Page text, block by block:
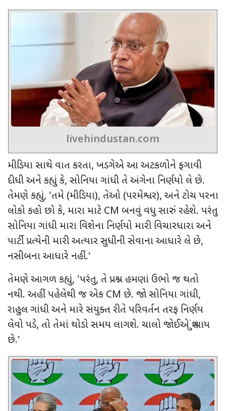
livehindustan.com
મીડિયા સાથે વાત કરતા, ખડગેએ આ અટકળોને ફગાવી
દીધી અને કહ્યું કે, સોનિયા ગાંધી તે અંગેના નિર્ણયો લે છે.
તેમણે કહ્યું, 'તમે (મીડિયા), તેઓ (પરમેશ્વર), અને ટોચ પરના
લોકો કહો છો કે, મારા માટે CM બનવું વધુ સારું રહેશે. પરંતુ
સોનિયા ગાંધી મારા વિશેના નિર્ણયો મારી વિચારધારા અને
પાર્ટી પ્રત્યેની મારી અત્યાર સુધીની સેવાના આધારે લે છે,
નસીબના આધારે નહીં.'
તેમણે આગળ કહ્યું, 'પરંતુ, તે પ્રશ્ન હમણાં ઉભો જ થતો
નથી. અહીં પહેલેથી જ એક CM છે. જો સોનિયા ગાંધી,
રાહુલ ગાંધી અને મારે સંયુક્ત રીતે પરિવર્તન તરફ નિર્ણય
લેવો પડે, તો તેમાં થોડો સમય લાગશે. ચાલો જોઈએ શું થાય
છે.'